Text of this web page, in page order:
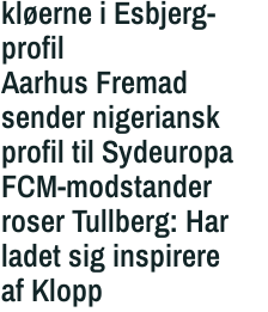
kløerne i Esbjerg-
profil
Aarhus Fremad
sender nigeriansk
profil til Sydeuropa
FCM-modstander
roser Tullberg: Har
ladet sig inspirere
af Klopp